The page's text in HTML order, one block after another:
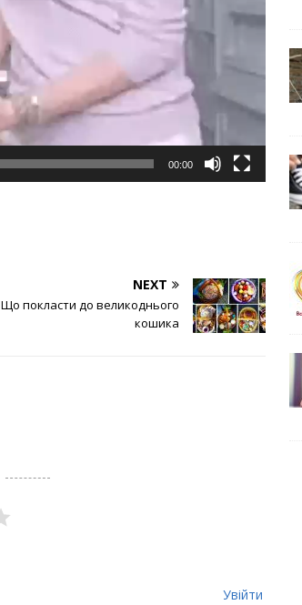
00:00
NEXT
Що покласти до великоднього
кошика
Увійти